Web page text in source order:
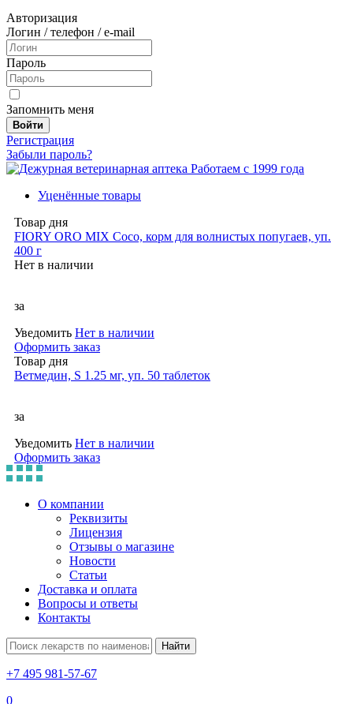
Авторизация
Логин / телефон / e-mail
Пароль
Запомнить меня
Войти
Регистрация
Забыли пароль?
Работаем с 1999 года
Уценённые товары
Товар дня
FIORY ORO MIX Coco, корм для волнистых попугаев, уп.
400 г
Нет в наличии
за
Уведомить Нет в наличии
Оформить заказ
Товар дня
Ветмедин, S 1.25 мг, уп. 50 таблеток
за
Уведомить Нет в наличии
Оформить заказ
О компании
Реквизиты
Лицензия
Отзывы о магазине
Новости
Статьи
Доставка и оплата
Вопросы и ответы
Контакты
Найти
+7 495 981-57-67
0